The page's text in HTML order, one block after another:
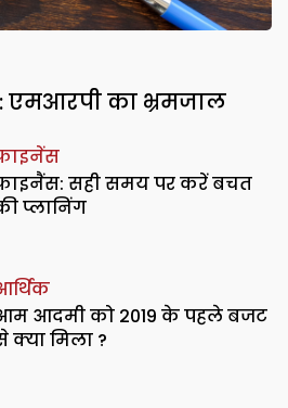
एमआरपी का भ्रमजाल
सही समय पर करें बचत
प्लानिंग
आदमी को 2019 के पहले बजट
क्या मिला ?